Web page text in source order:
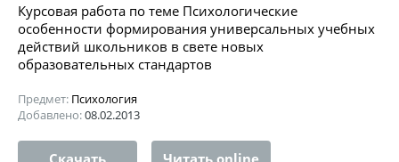
Курсовая работа по теме Психологические
особенности формирования универсальных учебных
действий школьников в свете новых
образовательных стандартов
Предмет: Психология
Добавлено:08.02.2013
Скачать Читать online